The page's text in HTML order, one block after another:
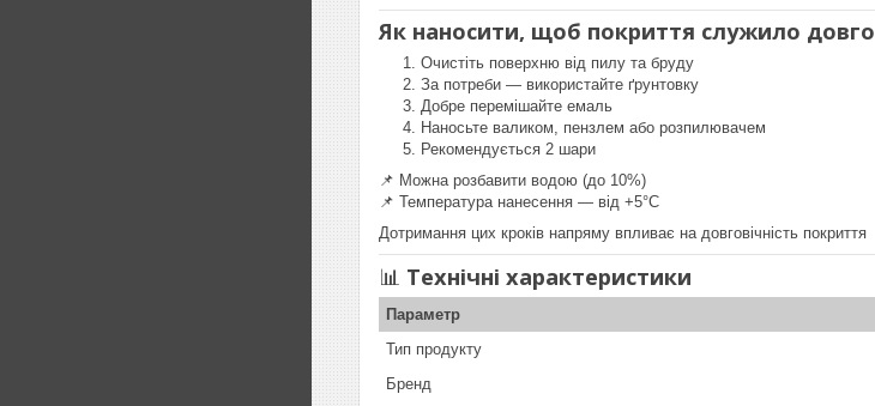
Як наносити, щоб покриття служило довго
Очистіть поверхню від пилу та бруду
За потреби — використайте ґрунтовку
Добре перемішайте емаль
Наносьте валиком, пензлем або розпилювачем
Рекомендується 2 шари
📌 Можна розбавити водою (до 10%)
📌 Температура нанесення — від +5°C
Дотримання цих кроків напряму впливає на довговічність покриття
📊 Технічні характеристики
Параметр
Тип продукту
Бренд